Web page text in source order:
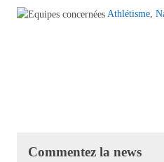
Athlétisme
Commentez la news